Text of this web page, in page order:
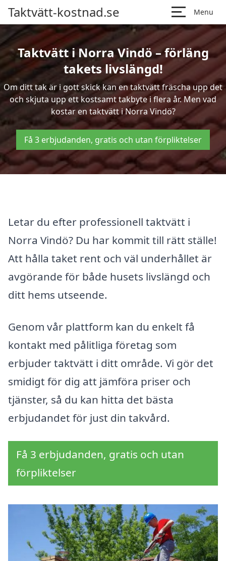
Taktvätt-kostnad.se Menu
Taktvätt i Norra Vindö – förläng
takets livslängd!
Om ditt tak är i gott skick kan en taktvätt fräscha upp det
och skjuta upp ett kostsamt takbyte i flera år. Men vad
kostar en taktvätt i Norra Vindö?
Få 3 erbjudanden, gratis och utan förpliktelser
Letar du efter professionell taktvätt i
Norra Vindö? Du har kommit till rätt ställe!
Att hålla taket rent och väl underhållet är
avgörande för både husets livslängd och
ditt hems utseende.
Genom vår plattform kan du enkelt få
kontakt med pålitliga företag som
erbjuder taktvätt i ditt område. Vi gör det
smidigt för dig att jämföra priser och
tjänster, så du kan hitta det bästa
erbjudandet för just din takvård.
Få 3 erbjudanden, gratis och utan
förpliktelser